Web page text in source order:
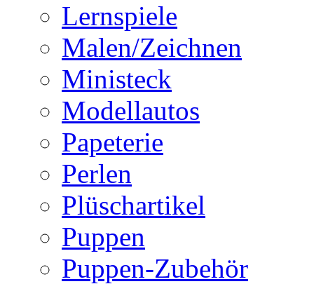
Lernspiele
Malen/Zeichnen
Ministeck
Modellautos
Papeterie
Perlen
Plüschartikel
Puppen
Puppen-Zubehör